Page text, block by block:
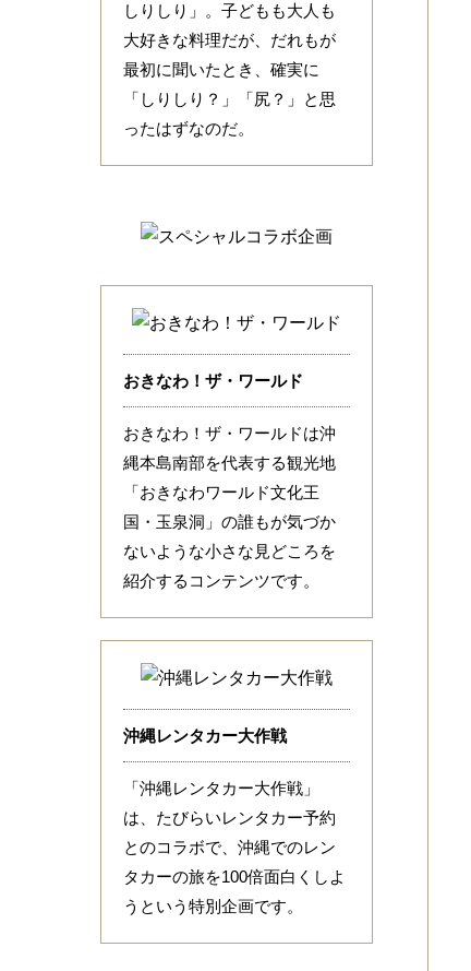
しりしり」。子どもも大人も
大好きな料理だが、だれもが
最初に聞いたとき、確実に
「しりしり？」「尻？」と思
ったはずなのだ。
おきなわ！ザ・ワールド
おきなわ！ザ・ワールドは沖
縄本島南部を代表する観光地
「おきなわワールド文化王
国・玉泉洞」の誰もが気づか
ないような小さな見どころを
紹介するコンテンツです。
沖縄レンタカー大作戦
「沖縄レンタカー大作戦」
は、たびらいレンタカー予約
とのコラボで、沖縄でのレン
タカーの旅を100倍面白くしよ
うという特別企画です。